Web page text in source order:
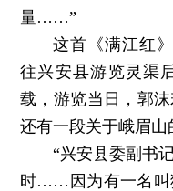
量……”
这首《满江红
往兴安县游览灵渠
载，游览当日，郭
还有一段关于峨眉山
“兴安县委副书
时……因为有一名叫